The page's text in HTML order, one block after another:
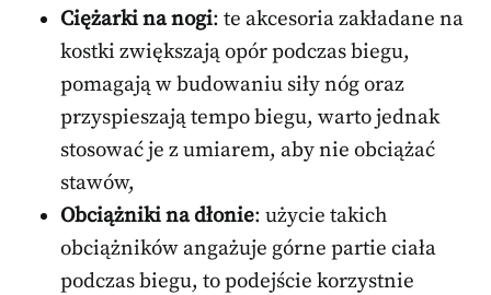
Ciężarki na nogi: te akcesoria zakładane na
kostki zwiększają opór podczas biegu,
pomagają w budowaniu siły nóg oraz
przyspieszają tempo biegu, warto jednak
stosować je z umiarem, aby nie obciążać
stawów,
Obciążniki na dłonie: użycie takich
obciążników angażuje górne partie ciała
podczas biegu, to podejście korzystnie